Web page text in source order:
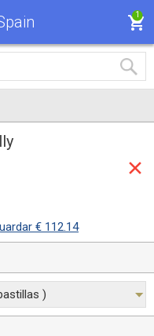
1
€ 112.14
)